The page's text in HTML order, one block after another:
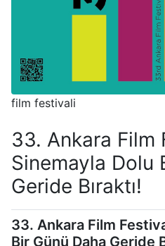
film festivali
33. Ankara Film
Sinemayla Dolu
Geride Bıraktı!
33. Ankara Film
Bir Günü Daha Geride